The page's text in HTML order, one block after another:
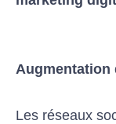
Augmentation
Les réseaux